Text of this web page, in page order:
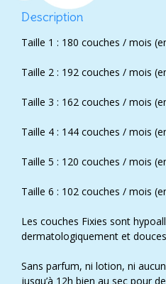
Description
Taille 1 : 180 couches / mois
Taille 2 : 192 couches / mois
Taille 3 : 162 couches / mois
Taille 4 : 144 couches / mois
Taille 5 : 120 couches / mois
Taille 6 : 102 couches / mois
Les couches Fixies sont
dermatologiquement et
Sans parfum, ni lotion, ni
jusqu’à 12h bien au sec pour